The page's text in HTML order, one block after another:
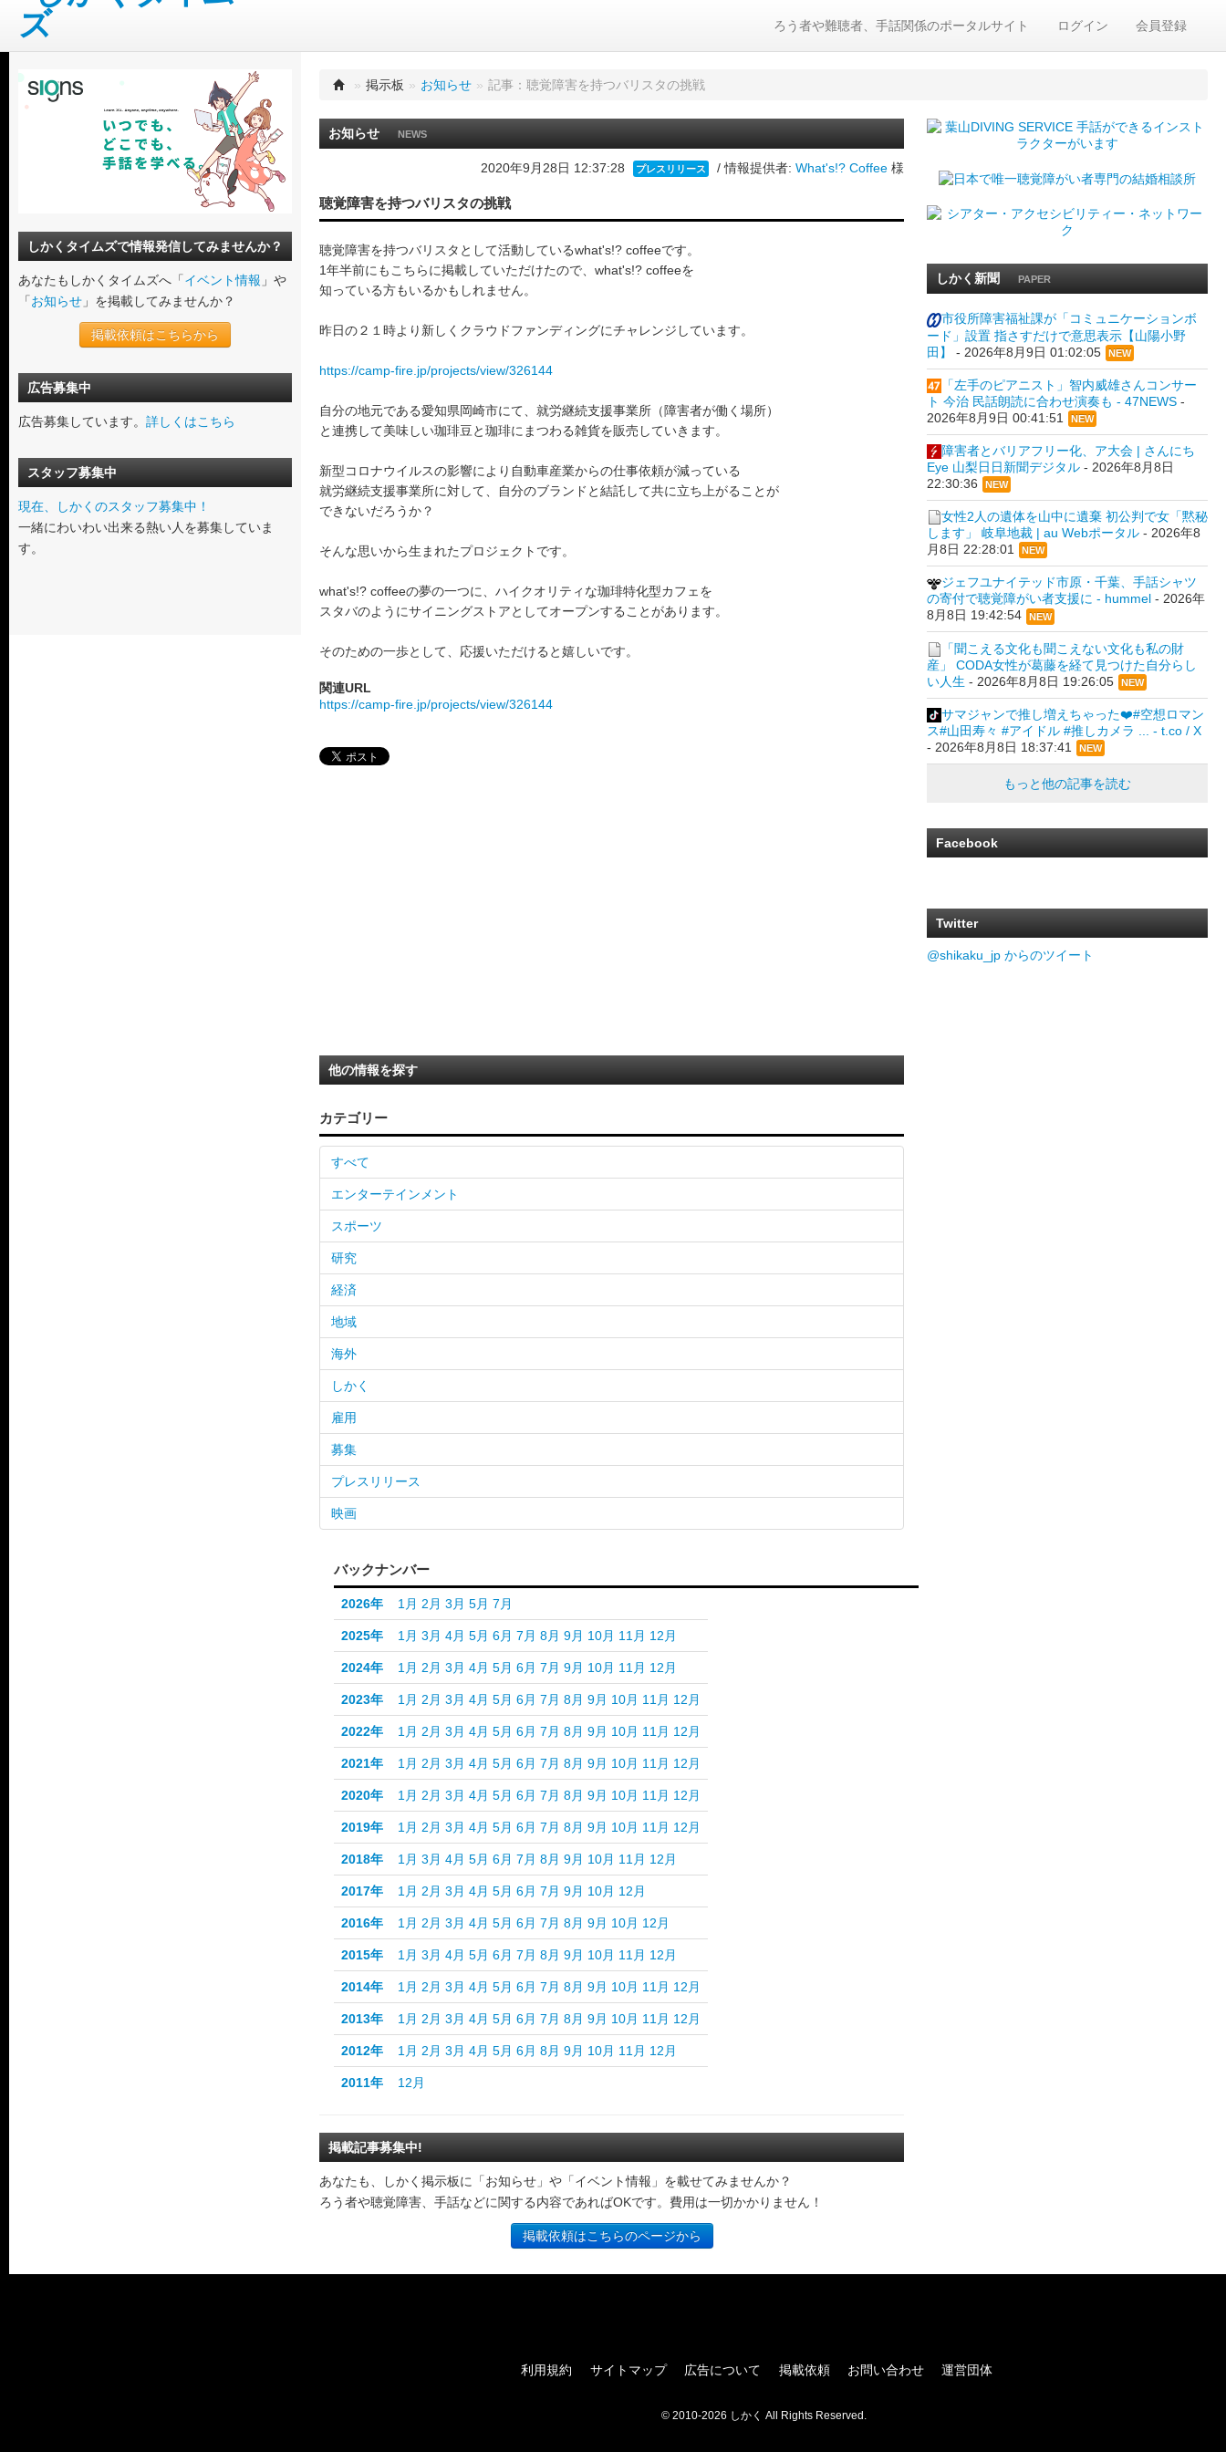
ログイン 会員登録
ろう者や難聴者、手話関係のポータルサイト
しかくタイムズで情報発信してみませんか？
あなたもしかくタイムズへ「イベント情報 」や
「お知らせ 」を掲載してみませんか？
掲載依頼はこちらから
広告募集中
広告募集しています。 詳しくはこちら
スタッフ募集中
現在、しかくのスタッフ募集中！
一緒にわいわい出来る熱い人を募集していま
す。
» 掲示板 » お知らせ » 記事：聴覚障害を持つバリスタの挑戦
お知らせ NEWS
2020年9月28日 12:37:28 プレスリリース / 情報提供者: What's!? Coffee 様
聴覚障害を持つバリスタの挑戦
聴覚障害を持つバリスタとして活動しているwhat's!? coffeeです。
1年半前にもこちらに掲載していただけたので、what's!? coffeeを
知っている方もいるかもしれません。
昨日の２１時より新しくクラウドファンディングにチャレンジしています。
https://camp-fire.jp/projects/view/326144
自分の地元である愛知県岡崎市にて、就労継続支援事業所（障害者が働く場所）
と連携して美味しい珈琲豆と珈琲にまつわる雑貨を販売していきます。
新型コロナウイルスの影響により自動車産業からの仕事依頼が減っている
就労継続支援事業所に対して、自分のブランドと結託して共に立ち上がることが
できないだろうか？
そんな思いから生まれたプロジェクトです。
what's!? coffeeの夢の一つに、ハイクオリティな珈琲特化型カフェを
スタバのようにサイニングストアとしてオープンすることがあります。
そのための一歩として、応援いただけると嬉しいです。
関連URL
https://camp-fire.jp/projects/view/326144
他の情報を探す
カテゴリー
すべて
エンターテインメント
スポーツ
研究
経済
地域
海外
しかく
雇用
募集
プレスリリース
映画
バックナンバー
2026年 1月 2月 3月 5月 7月
2025年 1月 3月 4月 5月 6月 7月 8月 9月 10月 11月 12月
2024年 1月 2月 3月 4月 5月 6月 7月 9月 10月 11月 12月
2023年 1月 2月 3月 4月 5月 6月 7月 8月 9月 10月 11月 12月
2022年 1月 2月 3月 4月 5月 6月 7月 8月 9月 10月 11月 12月
2021年 1月 2月 3月 4月 5月 6月 7月 8月 9月 10月 11月 12月
2020年 1月 2月 3月 4月 5月 6月 7月 8月 9月 10月 11月 12月
2019年 1月 2月 3月 4月 5月 6月 7月 8月 9月 10月 11月 12月
2018年 1月 3月 4月 5月 6月 7月 8月 9月 10月 11月 12月
2017年 1月 2月 3月 4月 5月 6月 7月 9月 10月 12月
2016年 1月 2月 3月 4月 5月 6月 7月 8月 9月 10月 12月
2015年 1月 3月 4月 5月 6月 7月 8月 9月 10月 11月 12月
2014年 1月 2月 3月 4月 5月 6月 7月 8月 9月 10月 11月 12月
2013年 1月 2月 3月 4月 5月 6月 7月 8月 9月 10月 11月 12月
2012年 1月 2月 3月 4月 5月 6月 8月 9月 10月 11月 12月
2011年 12月
掲載記事募集中!
あなたも、しかく掲示板に「お知らせ」や「イベント情報」を載せてみませんか？
ろう者や聴覚障害、手話などに関する内容であればOKです。費用は一切かかりません！
掲載依頼はこちらのページから
しかく新聞 PAPER
市役所障害福祉課が「コミュニケーションボ
ード」設置 指さすだけで意思表示【山陽小野
田】
- 2026年8月9日 01:02:05 NEW
「左手のピアニスト」智内威雄さんコンサー
ト 今治 民話朗読に合わせ演奏も - 47NEWS-
2026年8月9日 00:41:51
NEW
障害者とバリアフリー化、ア大会 | さんにち
Eye 山梨日日新聞デジタル- 2026年8月8日
22:30:36
NEW
女性2人の遺体を山中に遺棄 初公判で女「黙秘
します」 岐阜地裁 | au Webポータル- 2026年8
月8日 22:28:01
NEW
ジェフユナイテッド市原・千葉、手話シャツ
の寄付で聴覚障がい者支援に - hummel - 2026年
8月8日 19:42:54
NEW
「聞こえる文化も聞こえない文化も私の財
産」 CODA女性が葛藤を経て見つけた自分らし
い人生 - 2026年8月8日 19:26:05 NEW
サマジャンで推し増えちゃった❤️#空想ロマン
ス#山田寿々 #アイドル #推しカメラ ... - t.co / X
- 2026年8月8日 18:37:41 NEW
もっと他の記事を読む
Facebook
Twitter
@shikaku_jp からのツイート
利用規約 サイトマップ 広告について 掲載依頼 お問い合わせ 運営団体
© 2010-2026 しかく All Rights Reserved.